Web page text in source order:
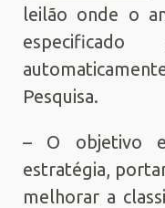
leilão onde o
Pesquisa.
– O objetivo
estratégia,
melhorar a